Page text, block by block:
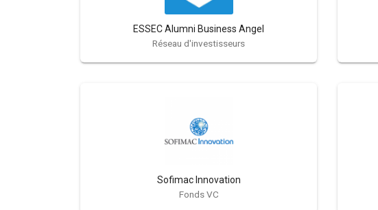
ESSEC Alumni Business Angel
Réseau d'investisseurs
Sofimac Innovation
Fonds VC